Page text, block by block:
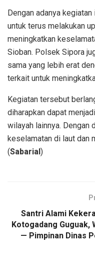
Dengan adanya
untuk terus melakukan
meningkatkan
Sioban. Polsek Sipora
sama yang lebih erat
terkait untuk
Kegiatan tersebut
diharapkan dapat
wilayah lainnya. Dengan
keselamatan di laut dan
(Sabarial)
Santri Alami
Kotogadang Guguak,
— Pimpinan Dinas